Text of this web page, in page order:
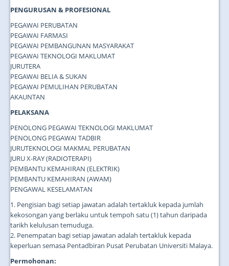
PENGURUSAN & PROFESIONAL
PEGAWAI PERUBATAN
PEGAWAI FARMASI
PEGAWAI PEMBANGUNAN MASYARAKAT
PEGAWAI TEKNOLOGI MAKLUMAT
JURUTERA
PEGAWAI BELIA & SUKAN
PEGAWAI PEMULIHAN PERUBATAN
AKAUNTAN
PELAKSANA
PENOLONG PEGAWAI TEKNOLOGI MAKLUMAT
PENOLONG PEGAWAI TADBIR
JURUTEKNOLOGI MAKMAL PERUBATAN
JURU X-RAY (RADIOTERAPI)
PEMBANTU KEMAHIRAN (ELEKTRIK)
PEMBANTU KEMAHIRAN (AWAM)
PENGAWAL KESELAMATAN
1. Pengisian bagi setiap jawatan adalah tertakluk kepada jumlah
kekosongan yang berlaku untuk tempoh satu (1) tahun daripada
tarikh kelulusan temuduga.
2. Penempatan bagi setiap jawatan adalah tertakluk kepada
keperluan semasa Pentadbiran Pusat Perubatan Universiti Malaya.
Permohonan: